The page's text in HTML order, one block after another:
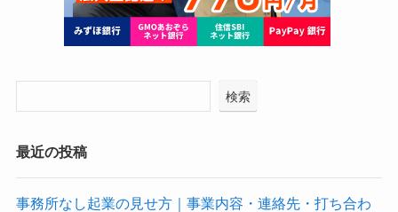
検索
最近の投稿
事務所なし起業の見せ方｜事業内容・連絡先・打ち合わ